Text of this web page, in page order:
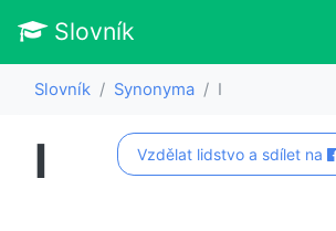
Slovník
Slovník Synonyma I
Vzdělat lidstvo a sdílet na
I